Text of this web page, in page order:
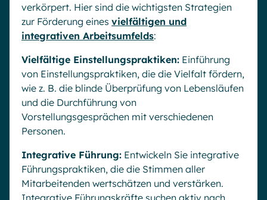
verkörpert. Hier sind die wichtigsten Strategien
zur Förderung eines vielfältigen und
integrativen Arbeitsumfelds:
Vielfältige Einstellungspraktiken: Einführung
von Einstellungspraktiken, die die Vielfalt fördern,
wie z. B. die blinde Überprüfung von Lebensläufen
und die Durchführung von
Vorstellungsgesprächen mit verschiedenen
Personen.
Integrative Führung: Entwickeln Sie integrative
Führungspraktiken, die die Stimmen aller
Mitarbeitenden wertschätzen und verstärken.